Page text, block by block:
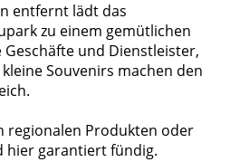
entfernt lädt das
zu einem gemütlichen
und Dienstleister,
Souvenirs machen den
regionalen Produkten oder
hier garantiert fündig.